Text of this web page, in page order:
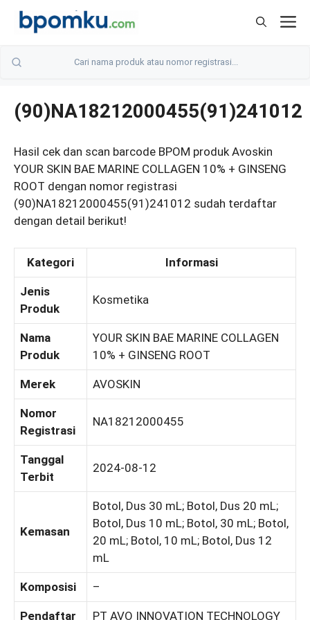
Skip
(90)NA18212000455(91)241012
Hasil cek dan scan barcode BPOM produk Avoskin
YOUR SKIN BAE MARINE COLLAGEN 10% + GINSENG
ROOT dengan nomor registrasi
(90)NA18212000455(91)241012 sudah terdaftar
dengan detail berikut!
Kategori Informasi
Jenis
Produk
Kosmetika
Nama
Produk
YOUR SKIN BAE MARINE COLLAGEN
10% + GINSENG ROOT
Merek AVOSKIN
Nomor
Registrasi
NA18212000455
Tanggal
Terbit
2024-08-12
Kemasan
Botol, Dus 30 mL; Botol, Dus 20 mL;
Botol, Dus 10 mL; Botol, 30 mL; Botol,
20 mL; Botol, 10 mL; Botol, Dus 12
mL
Komposisi –
Pendaftar PT AVO INNOVATION TECHNOLOGY